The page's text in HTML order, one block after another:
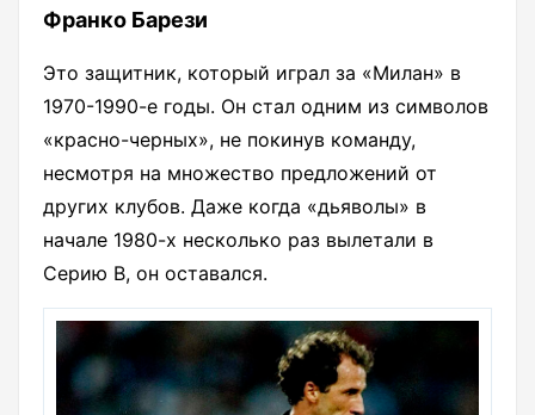
Франко Барези
Это защитник, который играл за «Милан» в
1970-1990-е годы. Он стал одним из символов
«красно-черных», не покинув команду,
несмотря на множество предложений от
других клубов. Даже когда «дьяволы» в
начале 1980-х несколько раз вылетали в
Серию В, он оставался.